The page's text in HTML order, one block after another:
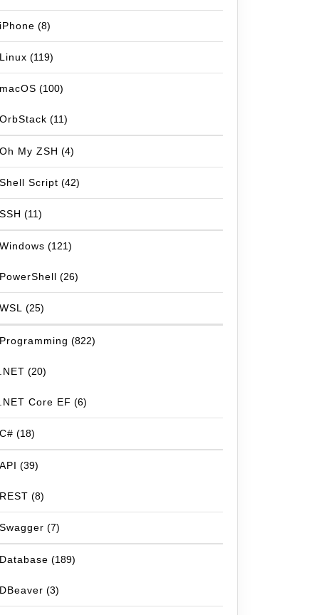
iPhone (8)
Linux (119)
macOS (100)
OrbStack (11)
Oh My ZSH (4)
Shell Script (42)
SSH (11)
Windows (121)
PowerShell (26)
WSL (25)
Programming (822)
.NET (20)
.NET Core EF (6)
C# (18)
API (39)
REST (8)
Swagger (7)
Database (189)
DBeaver (3)